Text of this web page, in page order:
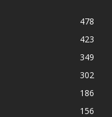
478
423
349
302
186
156